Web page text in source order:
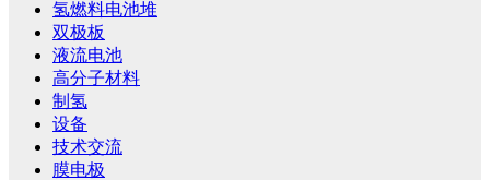
氢燃料电池堆
双极板
液流电池
高分子材料
制氢
设备
技术交流
膜电极